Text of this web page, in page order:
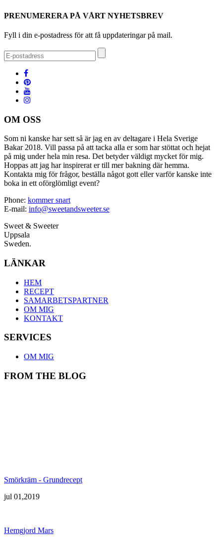
PRENUMERERA PÅ VÅRT NYHETSBREV
Fyll i din e-postadress för att få uppdateringar på mail.
OM OSS
Som ni kanske har sett så är jag en av deltagare i Hela Sverige
Bakar 2018. Vill passa på att tacka alla er som har stöttat och hejat
på mig under hela min resa. Det betyder väldigt mycket för mig.
Hoppas att jag har inspirerat er till mer bakning där hemma.
Kontakta mig för frågor, beställa något gott eller varför kanske inte
boka in ett oförglömligt event?
Phone: kommer snart
E-mail: info@sweetandsweeter.se
Sweet & Sweeter
Uppsala
Sweden.
LÄNKAR
HEM
RECEPT
SAMARBETSPARTNER
OM MIG
KONTAKT
SERVICES
OM MIG
FROM THE BLOG
Smörkräm - Grundrecept
jul 01,2019
Hemgjord Mars